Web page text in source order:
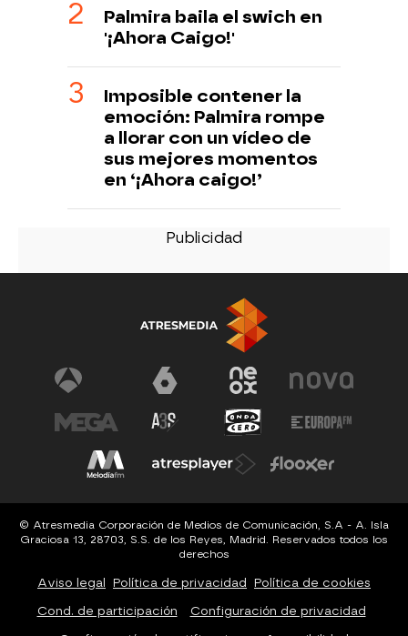
Palmira baila el swich en
'¡Ahora Caigo!'
Imposible contener la
emoción: Palmira rompe
a llorar con un vídeo de
sus mejores momentos
en ‘¡Ahora caigo!’
© Atresmedia Corporación de Medios de Comunicación, S.A - A. Isla
Graciosa 13, 28703, S.S. de los Reyes, Madrid. Reservados todos los
derechos
Aviso legal Política de privacidad Política de cookies
Cond. de participación Configuración de privacidad